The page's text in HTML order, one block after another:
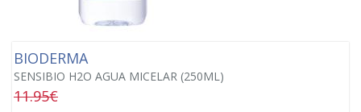
BIODERMA
SENSIBIO H2O AGUA MICELAR (250ML)
11.95€